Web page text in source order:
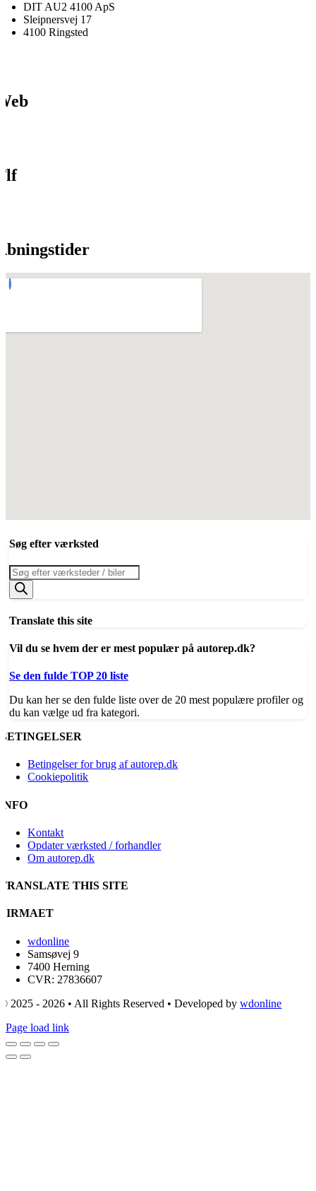
DIT AU2 4100 ApS
Sleipnersvej 17
4100 Ringsted
Søg efter værksted
Products
search
Translate this site
Vil du se hvem der er mest populær på autorep.dk?
Se den fulde TOP 20 liste
Du kan her se den fulde liste over de 20 mest populære profiler og
du kan vælge ud fra kategori.
BETINGELSER
Betingelser for brug af autorep.dk
Cookiepolitik
INFO
Kontakt
Opdater værksted / forhandler
Om autorep.dk
TRANSLATE THIS SITE
FIRMAET
wdonline
Samsøvej 9
7400 Herning
CVR: 27836607
© 2025 - 2026 • All Rights Reserved • Developed bywdonline
Page load link